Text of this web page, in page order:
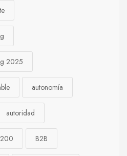
2025
autonomía
autoridad
B2B